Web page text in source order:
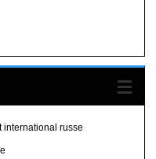
international russe